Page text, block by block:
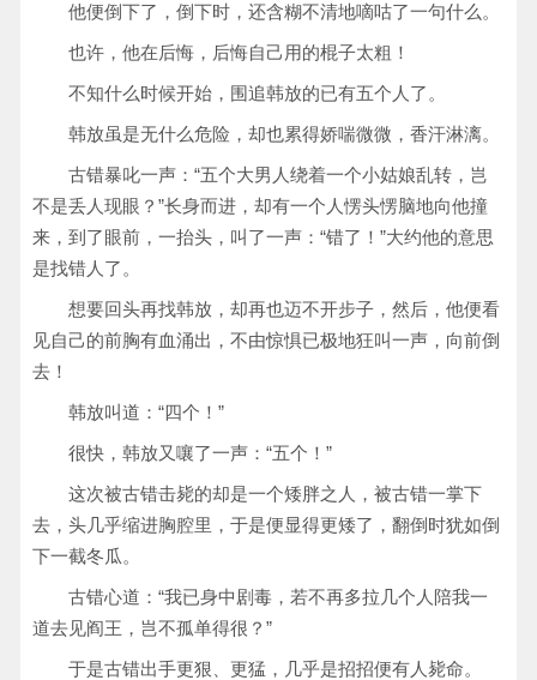
他便倒下了，倒下时，还含糊不清地嘀咕了一句什么。
也许，他在后悔，后悔自己用的棍子太粗！
不知什么时候开始，围追韩放的已有五个人了。
韩放虽是无什么危险，却也累得娇喘微微，香汗淋漓。
古错暴叱一声：“五个大男人绕着一个小姑娘乱转，岂
不是丢人现眼？”长身而进，却有一个人愣头愣脑地向他撞
来，到了眼前，一抬头，叫了一声：“错了！”大约他的意思
是找错人了。
想要回头再找韩放，却再也迈不开步子，然后，他便看
见自己的前胸有血涌出，不由惊惧已极地狂叫一声，向前倒
去！
韩放叫道：“四个！”
很快，韩放又嚷了一声：“五个！”
这次被古错击毙的却是一个矮胖之人，被古错一掌下
去，头几乎缩进胸腔里，于是便显得更矮了，翻倒时犹如倒
下一截冬瓜。
古错心道：“我已身中剧毒，若不再多拉几个人陪我一
道去见阎王，岂不孤单得很？”
于是古错出手更狠、更猛，几乎是招招便有人毙命。